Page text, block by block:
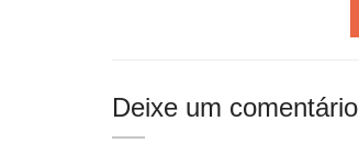
Deixe um comentário